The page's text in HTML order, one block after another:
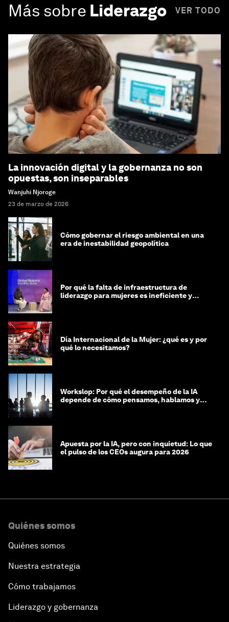
Más sobre Liderazgo VER TODO
La innovación digital y la gobernanza no son
opuestas, son inseparables
Wanjuhi Njoroge
23 de marzo de 2026
Cómo gobernar el riesgo ambiental en una
era de inestabilidad geopolítica
Por qué la falta de infraestructura de
liderazgo para mujeres es ineficiente y
Día Internacional de la Mujer: ¿qué es y por
qué lo necesitamos?
Workslop: Por qué el desempeño de la IA
depende de cómo pensamos, hablamos y
Apuesta por la IA, pero con inquietud: Lo que
el pulso de los CEOs augura para 2026
Quiénes somos
Quiénes somos
Nuestra estrategia
Cómo trabajamos
Liderazgo y gobernanza